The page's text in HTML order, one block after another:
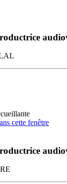
cette fenêtre